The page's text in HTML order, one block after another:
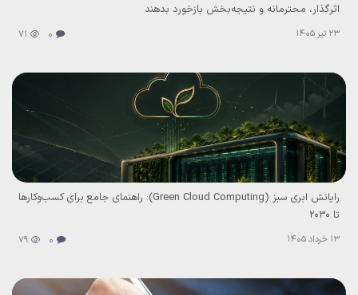
اثرگذار، محترمانه و نتیجه‌بخش بازخورد بدهند
23 تیر 1405 0
71
رایانش ابری سبز (Green Cloud Computing): راهنمای جامع برای کسب‌وکارها
تا 2030
13 خرداد 1405 0
79